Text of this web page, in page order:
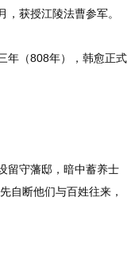
获授江陵法曹参军。
（808年），韩愈正式
守藩邸，暗中蓄养士
自断他们与百姓往来，